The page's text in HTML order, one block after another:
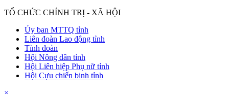
TỔ CHỨC CHÍNH TRỊ - XÃ HỘI
Ủy ban MTTQ tỉnh
Liên đoàn Lao động tỉnh
Tỉnh đoàn
Hội Nông dân tỉnh
Hội Liên hiệp Phụ nữ tỉnh
Hội Cựu chiến binh tỉnh